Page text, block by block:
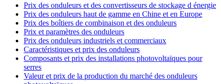
Prix des onduleurs et des convertisseurs de stockage d énergie
Prix des onduleurs haut de gamme en Chine et en Europe
Prix ​​des boîtiers de combinaison et des onduleurs
Prix et paramètres des onduleurs
Prix des onduleurs industriels et commerciaux
Caractéristiques et prix des onduleurs
Composants et prix des installations photovoltaïques pour
serres
Valeur et prix de la production du marché des onduleurs